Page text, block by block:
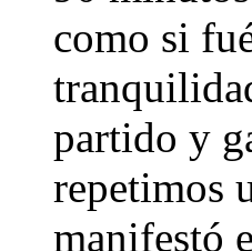
como si
partido y
repetimos
manifestó